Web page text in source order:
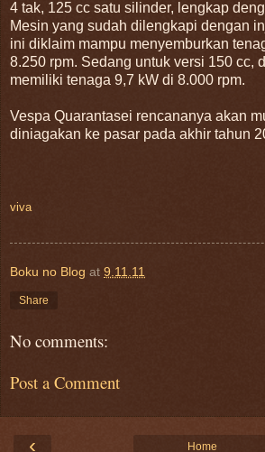
4 tak, 125 cc satu silinder, lengkap
Mesin yang sudah dilengkapi dengan
ini diklaim mampu menyemburkan
8.250 rpm. Sedang untuk versi 150 cc,
memiliki tenaga 9,7 kW di 8.000 rpm.
Vespa Quarantasei rencananya akan
diniagakan ke pasar pada akhir tahun
viva
Boku no Blog at 9.11.11
Share
No comments:
Post a Comment
‹ Home